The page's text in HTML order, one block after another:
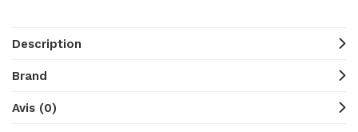
Description
Brand
Avis (0)